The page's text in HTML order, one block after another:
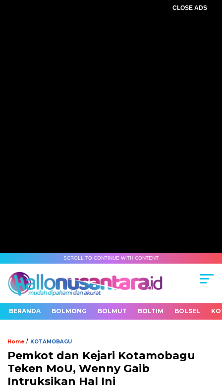
CLOSE ADS
SCROLL TO CONTINUE WITH CONTENT
BERANDA BOLMONG BOLMUT BOLTIM BOLSEL
Home / KOTAMOBAGU
Pemkot dan Kejari Kotamobagu
Teken MoU, Wenny Gaib
Intruksikan Hal Ini